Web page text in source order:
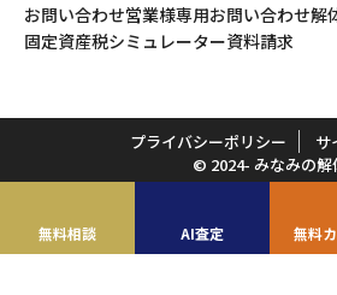
お問い合わせ営業様専用お問い合わせ解
固定資産税シミュレーター資料請求
無料相談 AI査定 無料
プライバシーポリシー
サ
© 2024- みなみの解